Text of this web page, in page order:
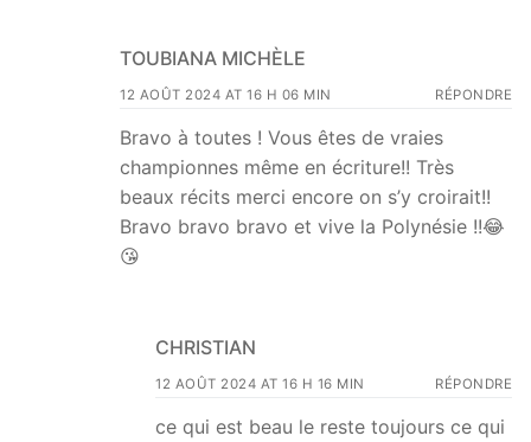
TOUBIANA MICHÈLE
12 AOÛT 2024 AT 16 H 06 MIN RÉPONDRE
Bravo à toutes ! Vous êtes de vraies
championnes même en écriture!! Très
beaux récits merci encore on s’y croirait!!
Bravo bravo bravo et vive la Polynésie !!😂
😘
CHRISTIAN
12 AOÛT 2024 AT 16 H 16 MIN RÉPONDRE
ce qui est beau le reste toujours ce qui